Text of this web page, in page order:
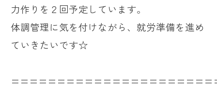
力作りを２回予定しています。
体調管理に気を付けながら、就労準備を進め
ていきたいです☆